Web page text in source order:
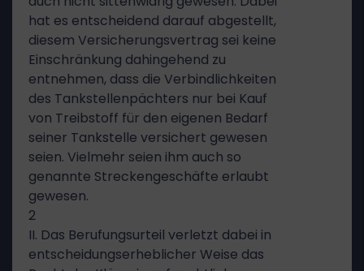
hat es entscheidend darauf abgestellt,
diesem Versicherungsvertrag sei keine
Einschränkung dahingehend zu
entnehmen, dass die Verbindlichkeiten
des Tankstellenpächters nur bei Kauf
von Treibstoff für den eigenen Bedarf
seiner Tankstelle versichert gewesen
seien. Vielmehr seien ihm auch so
genannte Streckengeschäfte erlaubt
gewesen.
2
II. Das Berufungsurteil verletzt dabei in
entscheidungserheblicher Weise das